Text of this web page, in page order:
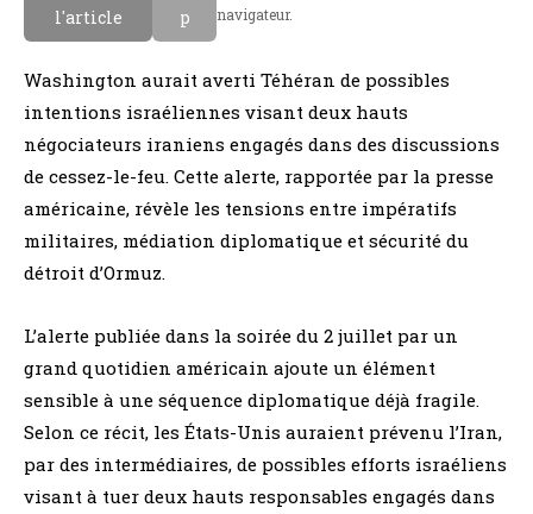
l'article
p
navigateur.
Washington aurait averti Téhéran de possibles
intentions israéliennes visant deux hauts
négociateurs iraniens engagés dans des discussions
de cessez-le-feu. Cette alerte, rapportée par la presse
américaine, révèle les tensions entre impératifs
militaires, médiation diplomatique et sécurité du
détroit d’Ormuz.
L’alerte publiée dans la soirée du 2 juillet par un
grand quotidien américain ajoute un élément
sensible à une séquence diplomatique déjà fragile.
Selon ce récit, les États-Unis auraient prévenu l’Iran,
par des intermédiaires, de possibles efforts israéliens
visant à tuer deux hauts responsables engagés dans